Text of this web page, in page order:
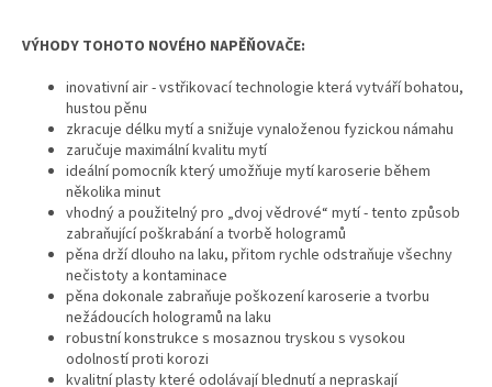
VÝHODY TOHOTO NOVÉHO NAPĚŇOVAČE:
inovativní air - vstřikovací technologie která vytváří bohatou,
hustou pěnu
zkracuje délku mytí a snižuje vynaloženou fyzickou námahu
zaručuje maximální kvalitu mytí
ideální pomocník který umožňuje mytí karoserie během
několika minut
vhodný a použitelný pro „dvoj vědrové“ mytí - tento způsob
zabraňující poškrabání a tvorbě hologramů
pěna drží dlouho na laku, přitom rychle odstraňuje všechny
nečistoty a kontaminace
pěna dokonale zabraňuje poškození karoserie a tvorbu
nežádoucích hologramů na laku
robustní konstrukce s mosaznou tryskou s vysokou
odolností proti korozi
kvalitní plasty které odolávají blednutí a nepraskají